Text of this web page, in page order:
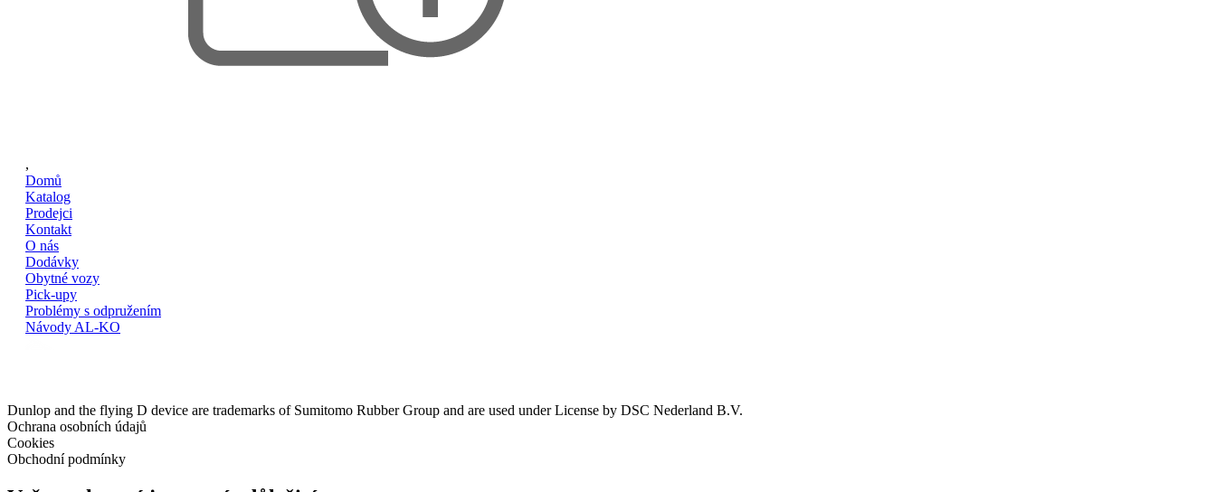
,
Domů
Katalog
Prodejci
Kontakt
O nás
Dodávky
Obytné vozy
Pick-upy
Problémy s odpružením
Návody AL-KO
Dunlop and the flying D device are trademarks of Sumitomo Rubber Group and are used under License by DSC Nederland B.V.
Ochrana osobních údajů
Cookies
Obchodní podmínky